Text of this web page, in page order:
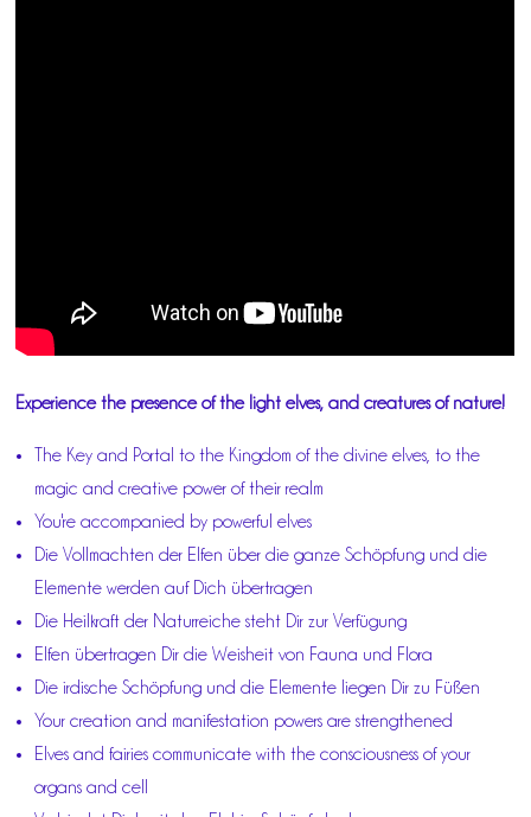
Experience the presence of the light elves, and creatures of nature!
The Key and Portal to the Kingdom of the divine elves, to the
magic and creative power of their realm
You're accompanied by powerful elves
Die Vollmachten der Elfen über die ganze Schöpfung und die
Elemente werden auf Dich übertragen
Die Heilkraft der Naturreiche steht Dir zur Verfügung
Elfen übertragen Dir die Weisheit von Fauna und Flora
Die irdische Schöpfung und die Elemente liegen Dir zu Füßen
Your creation and manifestation powers are strengthened
Elves and fairies communicate with the consciousness of your
organs and cell